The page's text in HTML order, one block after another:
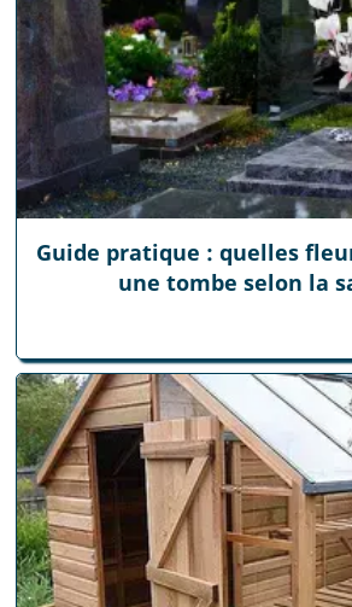
Guide pratique : quelles
une tombe selon la